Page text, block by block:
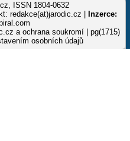
ISSN 1804-0632
redakce(at)jarodic.cz |
Inzerce:
a ochrana soukromí | pg(1715)
osobních údajů